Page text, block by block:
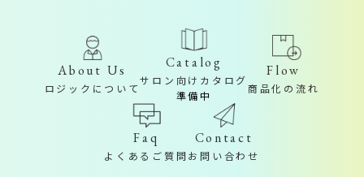
About Us
ロジックについて
Catalog
サロン向けカタログ
準備中
Flow
商品化の流れ
Faq
よくあるご質問
Contact
お問い合わせ